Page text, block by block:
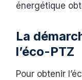
énergétique
La
l’éco-PTZ
Pour obtenir